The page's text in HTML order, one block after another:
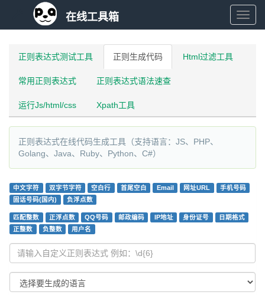
在
在线工具箱
正则表达式测试工具 正则生成代码 Html过滤工具
常用正则表达式 正则表达式语法速查
运行Js/html/css Xpath工具
正则表达式在线代码生成工具（支持语言：JS、PHP、
Golang、Java、Ruby、Python、C#）
中文字符 双字节字符 空白行 首尾空白 Email 网址URL
手机号码
固话号码(国内)
负浮点数
匹配整数 正浮点数 QQ号码 邮政编码 IP地址 身份证号
日期格式
正整数
负整数 用户名